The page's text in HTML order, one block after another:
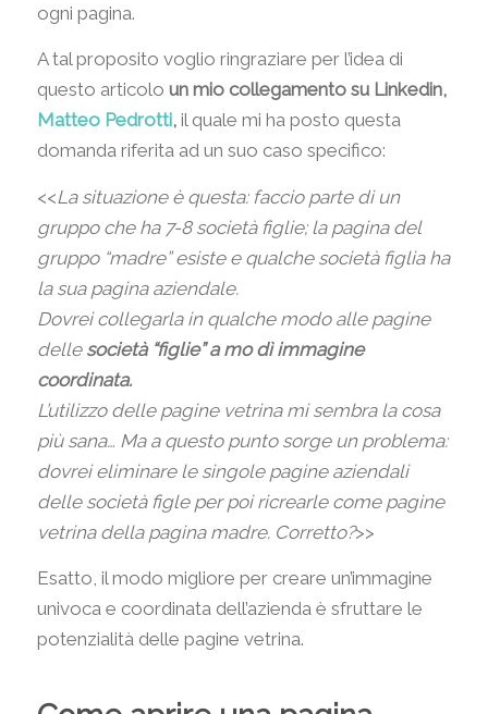
ogni pagina.
A tal proposito voglio ringraziare per l’idea di
questo articolo un mio collegamento su Linkedin,
Matteo Pedrotti,il quale mi ha posto questa
domanda riferita ad un suo caso specifico:
<<La situazione è questa: faccio parte di un
gruppo che ha 7-8 società figlie; la pagina del
gruppo “madre” esiste e qualche società figlia ha
la sua pagina aziendale.
Dovrei collegarla in qualche modo alle pagine
delle società “figlie” a mo dì immagine
coordinata.
L’utilizzo delle pagine vetrina mi sembra la cosa
più sana… Ma a questo punto sorge un problema:
dovrei eliminare le singole pagine aziendali
delle società figle per poi ricrearle come pagine
vetrina della pagina madre. Corretto?>>
Esatto, il modo migliore per creare un’immagine
univoca e coordinata dell’azienda è sfruttare le
potenzialità delle pagine vetrina.